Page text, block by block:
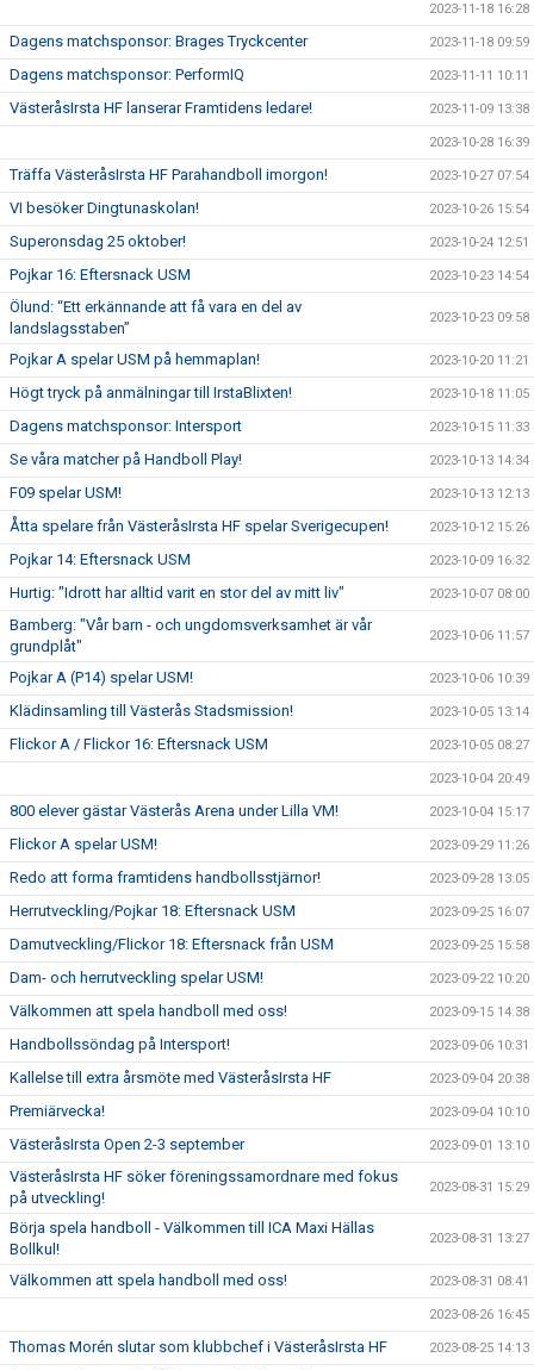
2023-11-18 16:28
Dagens matchsponsor: Brages Tryckcenter 2023-11-18 09:59
Dagens matchsponsor: PerformIQ 2023-11-11 10:11
VästeråsIrsta HF lanserar Framtidens ledare! 2023-11-09 13:38
2023-10-28 16:39
Träffa VästeråsIrsta HF Parahandboll imorgon! 2023-10-27 07:54
VI besöker Dingtunaskolan! 2023-10-26 15:54
Superonsdag 25 oktober! 2023-10-24 12:51
Pojkar 16: Eftersnack USM 2023-10-23 14:54
Ölund: “Ett erkännande att få vara en del av
landslagsstaben”
2023-10-23 09:58
Pojkar A spelar USM på hemmaplan! 2023-10-20 11:21
Högt tryck på anmälningar till IrstaBlixten! 2023-10-18 11:05
Dagens matchsponsor: Intersport 2023-10-15 11:33
Se våra matcher på Handboll Play! 2023-10-13 14:34
F09 spelar USM! 2023-10-13 12:13
Åtta spelare från VästeråsIrsta HF spelar Sverigecupen! 2023-10-12 15:26
Pojkar 14: Eftersnack USM 2023-10-09 16:32
Hurtig: "Idrott har alltid varit en stor del av mitt liv" 2023-10-07 08:00
Bamberg: "Vår barn - och ungdomsverksamhet är vår
grundplåt"
2023-10-06 11:57
Pojkar A (P14) spelar USM! 2023-10-06 10:39
Klädinsamling till Västerås Stadsmission! 2023-10-05 13:14
Flickor A / Flickor 16: Eftersnack USM 2023-10-05 08:27
2023-10-04 20:49
800 elever gästar Västerås Arena under Lilla VM! 2023-10-04 15:17
Flickor A spelar USM! 2023-09-29 11:26
Redo att forma framtidens handbollsstjärnor! 2023-09-28 13:05
Herrutveckling/Pojkar 18: Eftersnack USM 2023-09-25 16:07
Damutveckling/Flickor 18: Eftersnack från USM 2023-09-25 15:58
Dam- och herrutveckling spelar USM! 2023-09-22 10:20
Välkommen att spela handboll med oss! 2023-09-15 14:38
Handbollssöndag på Intersport! 2023-09-06 10:31
Kallelse till extra årsmöte med VästeråsIrsta HF 2023-09-04 20:38
Premiärvecka! 2023-09-04 10:10
VästeråsIrsta Open 2-3 september 2023-09-01 13:10
VästeråsIrsta HF söker föreningssamordnare med fokus
på utveckling!
2023-08-31 15:29
Börja spela handboll - Välkommen till ICA Maxi Hällas
Bollkul!
2023-08-31 13:27
Välkommen att spela handboll med oss! 2023-08-31 08:41
2023-08-26 16:45
Thomas Morén slutar som klubbchef i VästeråsIrsta HF 2023-08-25 14:13